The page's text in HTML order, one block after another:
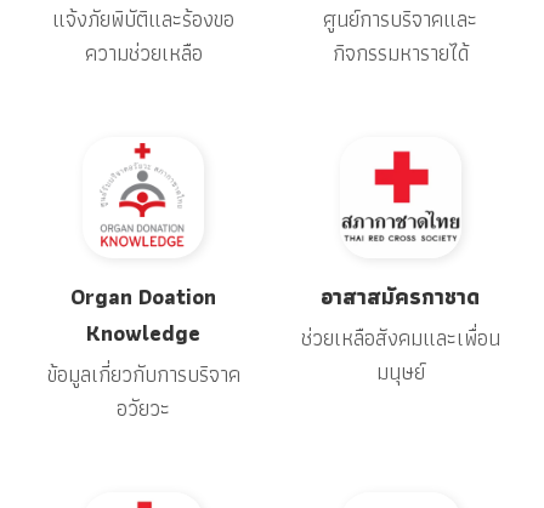
แจ้งภัยพิบัติและร้องขอ
ความช่วยเหลือ
ศูนย์การบริจาคและ
กิจกรรมหารายได้
Organ Doation
Knowledge
ข้อมูลเกี่ยวกับการบริจาค
อวัยวะ
อาสาสมัครกาชาด
ช่วยเหลือสังคมและเพื่อน
มนุษย์